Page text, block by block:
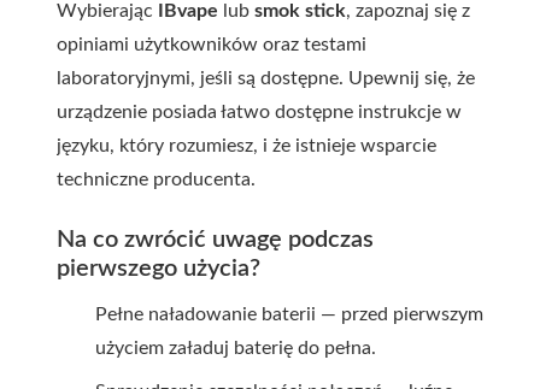
Wybierając
IBvape lub smok stick, zapoznaj się z
opiniami użytkowników oraz testami
laboratoryjnymi, jeśli są dostępne. Upewnij się, że
urządzenie posiada łatwo dostępne instrukcje w
języku, który rozumiesz, i że istnieje wsparcie
techniczne producenta.
Na co zwrócić uwagę podczas
pierwszego użycia?
Pełne naładowanie baterii — przed pierwszym
użyciem załaduj baterię do pełna.